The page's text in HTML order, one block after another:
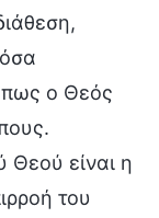
πως ο Θεός
Θεού είναι η
του